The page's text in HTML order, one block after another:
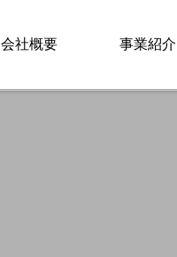
会社概要 事業紹介